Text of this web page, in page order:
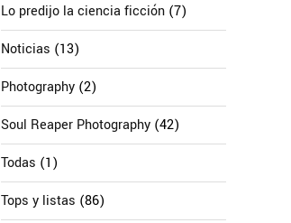
Lo predijo la ciencia ficción (7)
Noticias (13)
Photography (2)
Soul Reaper Photography (42)
Todas (1)
Tops y listas (86)